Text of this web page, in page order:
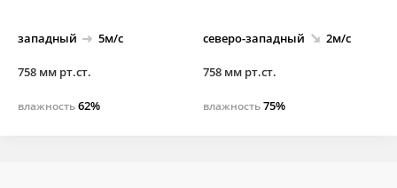
западный 5м/с
758 мм рт.ст.
влажность62%
северо-западный 2м/с
758 мм рт.ст.
влажность75%